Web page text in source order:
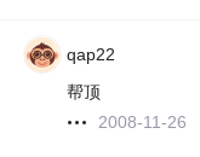
qap22
帮顶
2008-11-26